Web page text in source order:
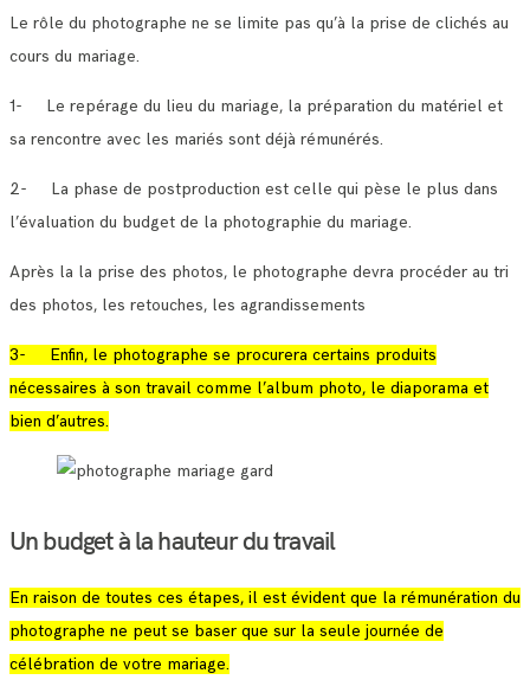
Le rôle du photographe ne se limite pas qu’à la prise de clichés au
cours du mariage.
1- Le repérage du lieu du mariage, la préparation du matériel et
sa rencontre avec les mariés sont déjà rémunérés.
2- La phase de postproduction est celle qui pèse le plus dans
l’évaluation du budget de la photographie du mariage.
Après la la prise des photos, le photographe devra procéder au tri
des photos, les retouches, les agrandissements
3- Enfin, le photographe se procurera certains produits
nécessaires à son travail comme l’album photo, le diaporama et
bien d’autres.
Un budget à la hauteur du travail
En raison de toutes ces étapes, il est évident que la rémunération du
photographe ne peut se baser que sur la seule journée de
célébration de votre mariage.